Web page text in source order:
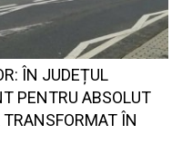
ÎN JUDEȚUL
PENTRU ABSOLUT
ÎN